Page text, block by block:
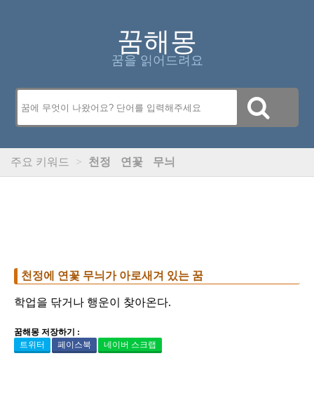
꿈해몽
꿈을 읽어드려요
주요 키워드 > 천정 연꽃 무늬
천정에 연꽃 무늬가 아로새겨 있는 꿈
학업을 닦거나 행운이 찾아온다.
꿈해몽 저장하기 :
트위터
페이스북 네이버 스크랩